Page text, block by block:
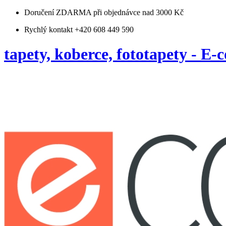
Doručení ZDARMA při objednávce nad 3000 Kč
Rychlý kontakt +420 608 449 590
tapety, koberce, fototapety - E-